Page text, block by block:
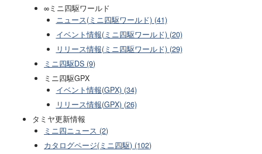
∞ミニ四駆ワールド
ニュース(ミニ四駆ワールド) (41)
イベント情報(ミニ四駆ワールド) (20)
リリース情報(ミニ四駆ワールド) (29)
ミニ四駆DS (9)
ミニ四駆GPX
イベント情報(GPX) (34)
リリース情報(GPX) (26)
タミヤ更新情報
ミニ四ニュース (2)
カタログページ(ミニ四駆) (102)